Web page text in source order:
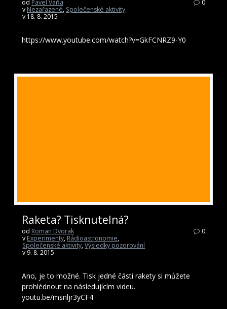
od Pavel Váňa
v Nezařazené, Společenské aktivity
v 18. 8. 2015
0
https://www.youtube.com/watch?v=GkFCNRZ9-Y0
Raketa? Tisknutelná?
od Roman Dvorak
v Experimenty, Rádioastronomie,
Společenské aktivity,Výsledky pozorování
v 9. 8. 2015
0
Ano, je to možné. Tisk jedné části rakety si můžete
prohlédnout na následujícím videu.
youtu.be/msnljr3yCF4